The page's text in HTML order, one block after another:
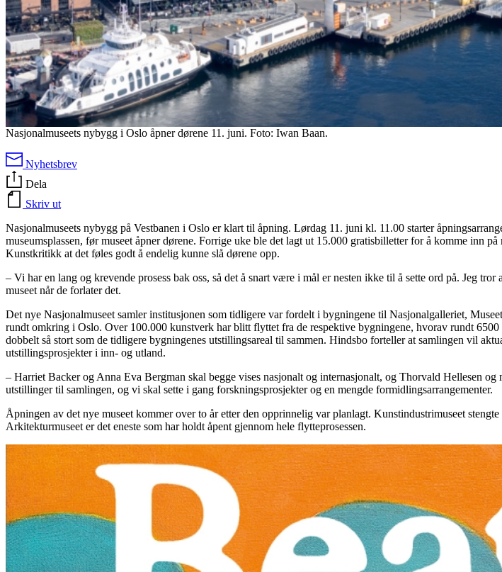
Nasjonalmuseets nybygg i Oslo åpner dørene 11. juni. Foto: Iwan Baan.
Nyhetsbrev
Dela
Skriv ut
Nasjonalmuseets nybygg på Vestbanen i Oslo er klart til åpning. Lørdag 11. juni kl. 11.00 starter
museumsplassen, før museet åpner dørene. Forrige uke ble det lagt ut 15.000 gratisbilletter for å komme inn
Kunstkritikk at det føles godt å endelig kunne slå dørene opp.
– Vi har en lang og krevende prosess bak oss, så det å snart være i mål er nesten ikke til å sette ord på. Jeg
museet når de forlater det.
Det nye Nasjonalmuseet samler institusjonen som tidligere var fordelt i bygningene til Nasjonalgalleriet,
rundt omkring i Oslo. Over 100.000 kunstverk har blitt flyttet fra de respektive bygningene, hvorav rundt 6500
dobbelt så stort som de tidligere bygningenes utstillingsareal til sammen. Hindsbo forteller at samlingen vil
utstillingsprosjekter i inn- og utland.
– Harriet Backer og Anna Eva Bergman skal begge vises nasjonalt og internasjonalt, og Thorvald Hellesen
utstillinger til samlingen, og vi skal sette i gang forskningsprosjekter og en mengde formidlingsarrangementer.
Åpningen av det nye museet kommer over to år etter den opprinnelig var planlagt. Kunstindustrimuseet
Arkitekturmuseet er det eneste som har holdt åpent gjennom hele flytteprosessen.